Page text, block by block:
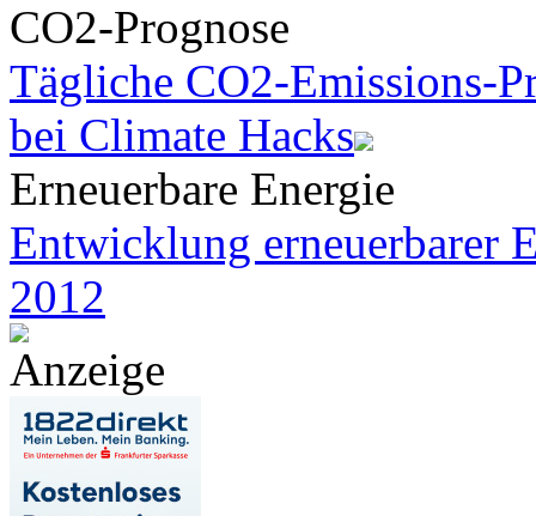
CO2-Prognose
Tägliche CO2-Emissions-
bei Climate Hacks
Erneuerbare Energie
Entwicklung erneuerbarer
2012
Anzeige